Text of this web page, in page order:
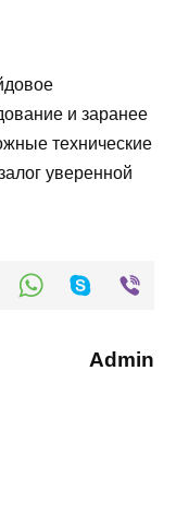
и заранее
технические
уверенной
Admin